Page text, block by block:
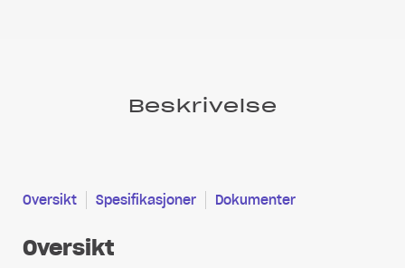
Beskrivelse
Oversikt Spesifikasjoner Dokumenter
Oversikt